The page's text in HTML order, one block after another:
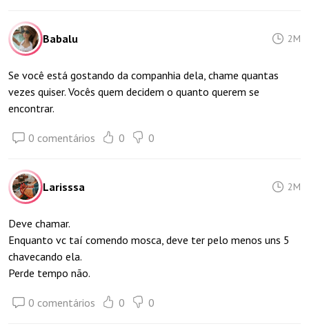
Babalu 2M
Se você está gostando da companhia dela, chame quantas
vezes quiser. Vocês quem decidem o quanto querem se
encontrar.
0 comentários 0 0
Larisssa 2M
Deve chamar.
Enquanto vc taí comendo mosca, deve ter pelo menos uns 5
chavecando ela.
Perde tempo não.
0 comentários 0 0